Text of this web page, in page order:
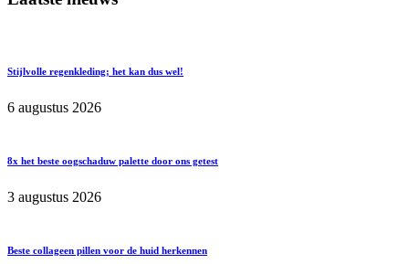
Stijlvolle regenkleding; het kan dus wel!
6 augustus 2026
8x het beste oogschaduw palette door ons getest
3 augustus 2026
Beste collageen pillen voor de huid herkennen